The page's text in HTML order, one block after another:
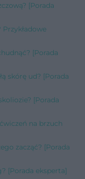
[Porada
[Porada
skórę ud? [Porada
[Porada
na brzuch
zacząć? [Porada
[Porada eksperta]